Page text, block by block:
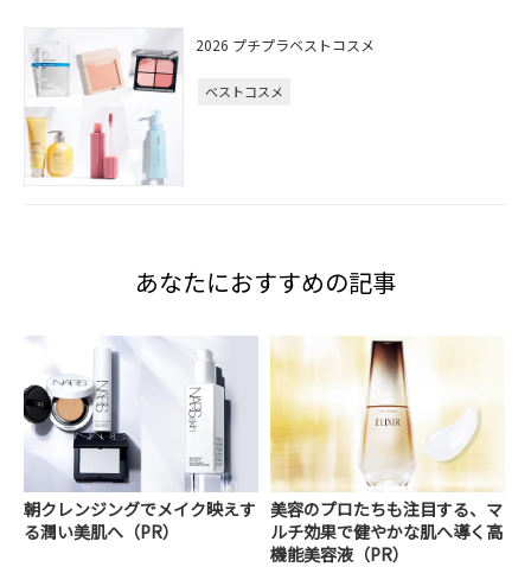
2026 プチプラベストコスメ
ベストコスメ
あなたにおすすめの記事
朝クレンジングでメイク映えす
る潤い美肌へ（PR）
美容のプロたちも注目する、マ
ルチ効果で健やかな肌へ導く高
機能美容液（PR）